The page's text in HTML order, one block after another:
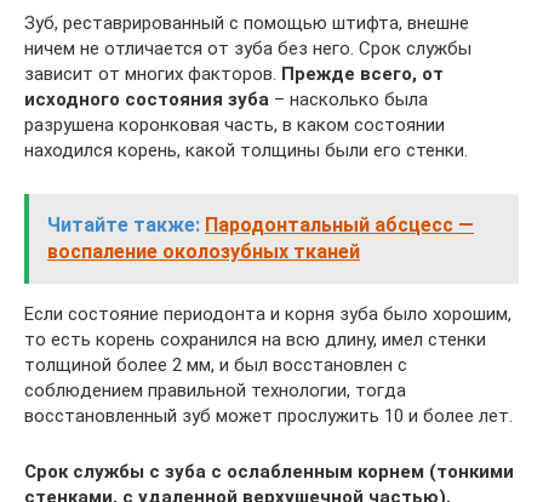
Зуб, реставрированный с помощью штифта, внешне
ничем не отличается от зуба без него. Срок службы
зависит от многих факторов. Прежде всего, от
исходного состояния зуба – насколько была
разрушена коронковая часть, в каком состоянии
находился корень, какой толщины были его стенки.
Читайте также: Пародонтальный абсцесс —
воспаление околозубных тканей
Если состояние периодонта и корня зуба было хорошим,
то есть корень сохранился на всю длину, имел стенки
толщиной более 2 мм, и был восстановлен с
соблюдением правильной технологии, тогда
восстановленный зуб может прослужить 10 и более лет.
Срок службы с зуба с ослабленным корнем (тонкими
стенками, с удаленной верхушечной частью),